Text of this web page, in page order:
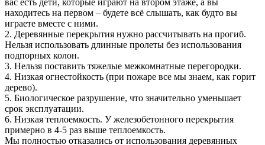
находитесь на первом – будете всё слышать, как будто вы
играете вместе с ними.
2. Деревянные перекрытия нужно рассчитывать на прогиб.
Нельзя использовать длинные пролеты без использования
подпорных колон.
3. Нельзя поставить тяжелые межкомнатные перегородки.
4. Низкая огнестойкость (при пожаре все мы знаем, как горит
дерево).
5. Биологическое разрушение, что значительно уменьшает
срок эксплуатации.
6. Низкая теплоемкость. У железобетонного перекрытия
примерно в 4-5 раз выше теплоемкость.
Мы полностью отказались от использования деревянных